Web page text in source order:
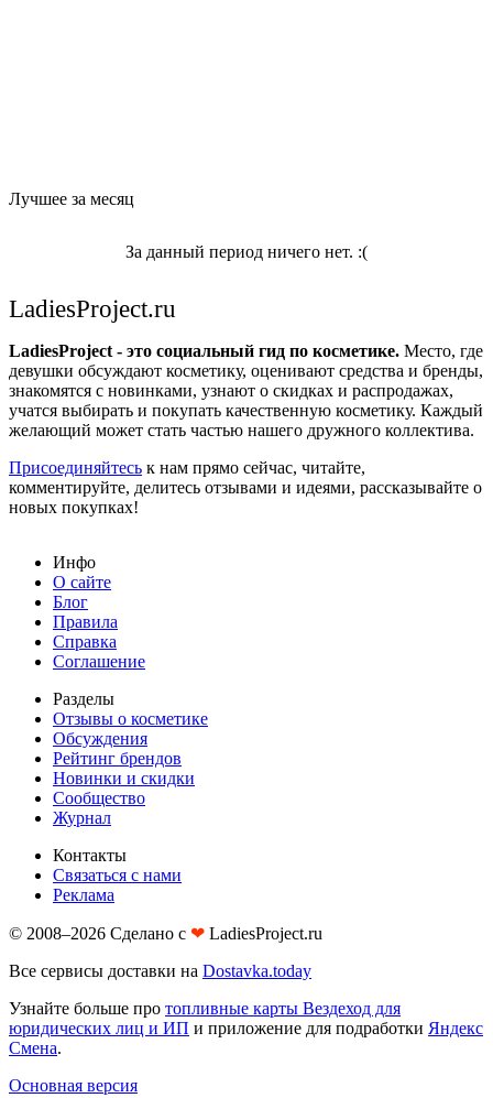
Лучшее за месяц
За данный период ничего нет. :(
LadiesProject.ru
LadiesProject - это социальный гид по косметике. Место, где
девушки обсуждают косметику, оценивают средства и бренды,
знакомятся с новинками, узнают о скидках и распродажах,
учатся выбирать и покупать качественную косметику. Каждый
желающий может стать частью нашего дружного коллектива.
Присоединяйтесь к нам прямо сейчас, читайте,
комментируйте, делитесь отзывами и идеями, рассказывайте о
новых покупках!
Инфо
О сайте
Блог
Правила
Справка
Соглашение
Разделы
Отзывы о косметике
Обсуждения
Рейтинг брендов
Новинки и скидки
Сообщество
Журнал
Контакты
Связаться с нами
Реклама
© 2008–2026 Сделано с ❤︎ LadiesProject.ru
Все сервисы доставки на Dostavka.today
Узнайте больше про топливные карты Вездеход для
юридических лиц и ИП и приложение для подработки Яндекс
Смена.
Основная версия